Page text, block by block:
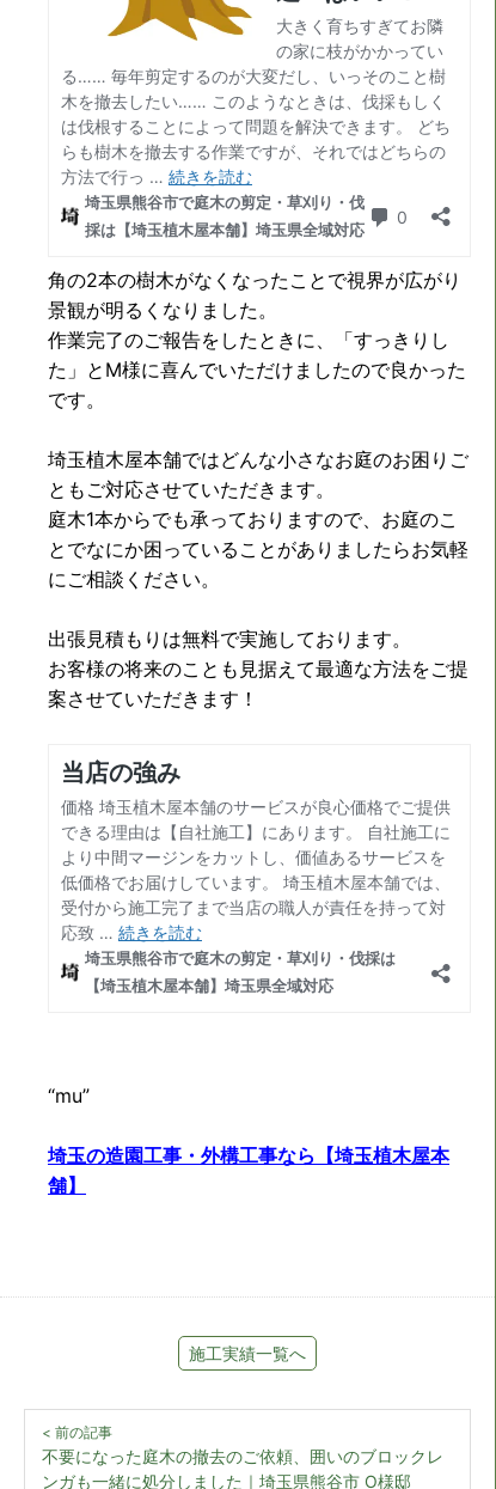
角の2本の樹木がなくなったことで視界が広がり
景観が明るくなりました。
作業完了のご報告をしたときに、「すっきりし
た」とM様に喜んでいただけましたので良かった
です。
埼玉植木屋本舗ではどんな小さなお庭のお困りご
ともご対応させていただきます。
庭木1本からでも承っておりますので、お庭のこ
とでなにか困っていることがありましたらお気軽
にご相談ください。
出張見積もりは無料で実施しております。
お客様の将来のことも見据えて最適な方法をご提
案させていただきます！
“mu”
埼玉の造園工事・外構工事なら【埼玉植木屋本
舗】
施工実績一覧へ
< 前の記事
不要になった庭木の撤去のご依頼、囲いのブロックレ
ンガも一緒に処分しました｜埼玉県熊谷市 O様邸